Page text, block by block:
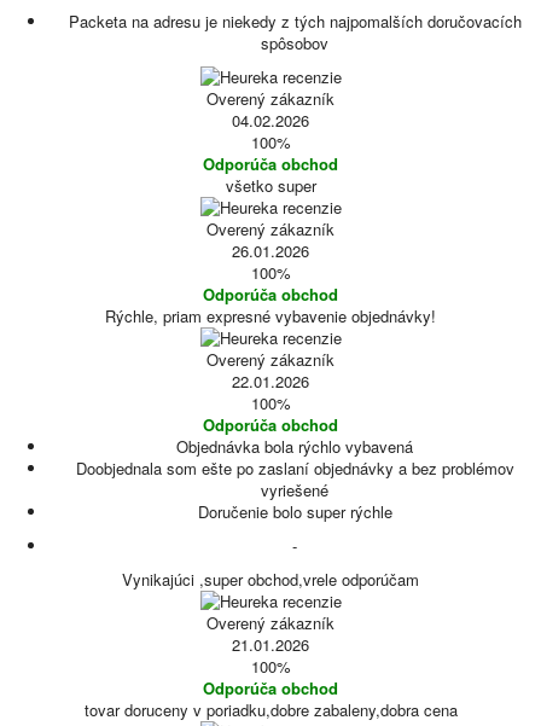
Packeta na adresu je niekedy z tých najpomalších doručovacích
spôsobov
Overený zákazník
04.02.2026
100%
Odporúča obchod
všetko super
Overený zákazník
26.01.2026
100%
Odporúča obchod
Rýchle, priam expresné vybavenie objednávky!
Overený zákazník
22.01.2026
100%
Odporúča obchod
Objednávka bola rýchlo vybavená
Doobjednala som ešte po zaslaní objednávky a bez problémov
vyriešené
Doručenie bolo super rýchle
-
Vynikajúci ,super obchod,vrele odporúčam
Overený zákazník
21.01.2026
100%
Odporúča obchod
tovar doruceny v poriadku,dobre zabaleny,dobra cena